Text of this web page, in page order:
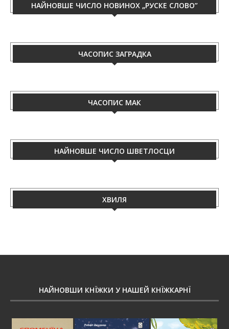
НАЙНОВШЕ ЧИСЛО НОВИНОХ „РУСКЕ СЛОВО”
ЧАСОПИС ЗАГРАДКА
ЧАСОПИС МАК
НАЙНОВШЕ ЧИСЛО ШВЕТЛОСЦИ
ХВИЛЯ
НАЙНОВШИ КНЇЖКИ У НАШЕЙ КНЇЖКАРНЇ